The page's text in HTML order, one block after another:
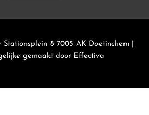
Stationsplein 8 7005 AK Doetinchem |
gemaakt door Effectiva